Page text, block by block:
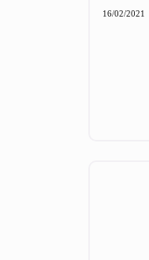
16/02/2021